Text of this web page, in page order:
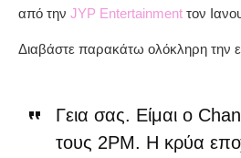
από την JYP Entertainment τον
Διαβάστε παρακάτω ολόκληρη την
Γεια σας. Είμαι ο
τους 2PM. Η κρύα